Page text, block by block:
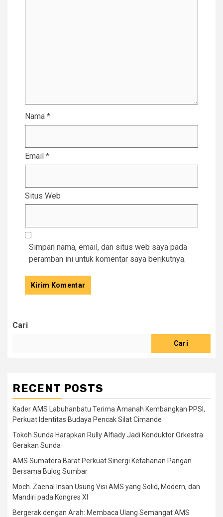
Nama *
Email *
Situs Web
Simpan nama, email, dan situs web saya pada
peramban ini untuk komentar saya berikutnya.
Cari
Cari
RECENT POSTS
Kader AMS Labuhanbatu Terima Amanah Kembangkan PPSI,
Perkuat Identitas Budaya Pencak Silat Cimande
Tokoh Sunda Harapkan Rully Alfiady Jadi Konduktor Orkestra
Gerakan Sunda
AMS Sumatera Barat Perkuat Sinergi Ketahanan Pangan
Bersama Bulog Sumbar
Moch. Zaenal Insan Usung Visi AMS yang Solid, Modern, dan
Mandiri pada Kongres XI
Bergerak dengan Arah: Membaca Ulang Semangat AMS